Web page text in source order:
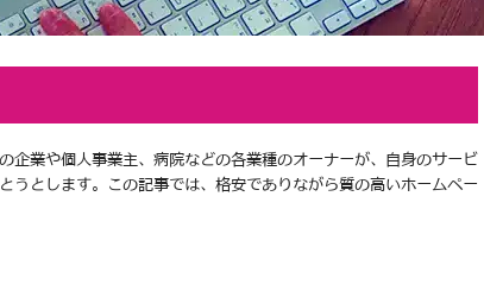
企業や個人事業主、病院などの各業種のオーナーが、自身のサービ
うとします。この記事では、格安でありながら質の高いホームペー